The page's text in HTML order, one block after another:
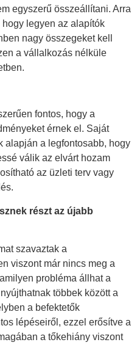
egyszerű összeállítani. Arra
legyen az alapítók
nagy összegeket kell
a vállalkozás nélküle
fontos, hogy a
érnek el. Saját
alapján a legfontosabb, hogy
válik az elvárt hozam
az üzleti terv vagy
részt az újabb
szavaztak a
viszont már nincs meg a
probléma állhat a
többek között a
a befektetők
lépéseiről, ezzel erősítve a
a tőkehiány viszont